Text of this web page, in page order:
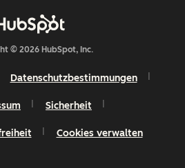
© 2026 HubSpot, Inc.
Datenschutzbestimmungen
Sicherheit
Cookies verwalten